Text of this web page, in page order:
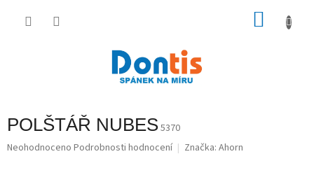
POLŠTÁŘ NUBES5370
Průměrné
Neohodnoceno Podrobnosti hodnocení Značka: Ahorn